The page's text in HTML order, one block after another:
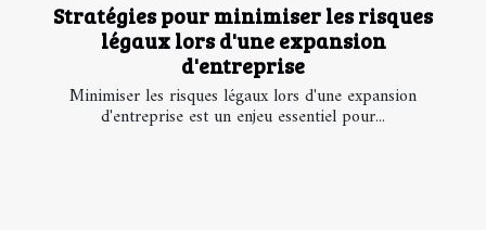
Stratégies pour minimiser les risques
légaux lors d'une expansion
d'entreprise
Minimiser les risques légaux lors d'une expansion
d'entreprise est un enjeu essentiel pour...